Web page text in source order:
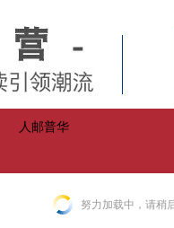
人邮普华
努力加载中，请稍